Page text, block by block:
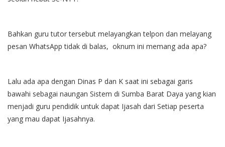
Bahkan guru tutor tersebut melayangkan telpon dan melayang
pesan WhatsApp tidak di balas, oknum ini memang ada apa?
Lalu ada apa dengan Dinas P dan K saat ini sebagai garis
bawahi sebagai naungan Sistem di Sumba Barat Daya yang kian
menjadi guru pendidik untuk dapat Ijasah dari Setiap peserta
yang mau dapat Ijasahnya.